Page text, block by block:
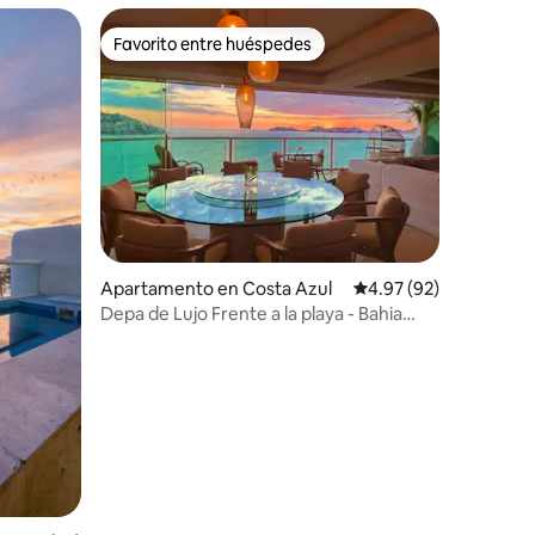
Favorito entre huéspedes
Favorito entre huéspedes
Apartamento en Costa Azul Calificación
4.97 (92)
Depa de Lujo Frente a la playa - Bahia